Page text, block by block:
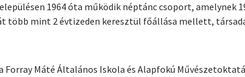
1964 óta működik néptánc csoport, amelynek
több mint 2 évtizeden keresztül főállása mellett,
Forray Máté Általános Iskola és Alapfokú